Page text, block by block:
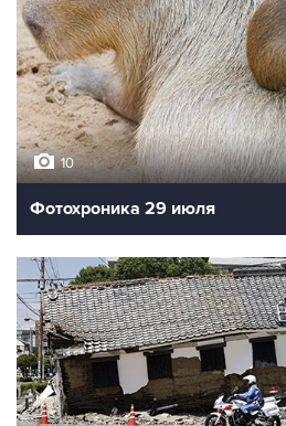
10
Фотохроника 29 июля